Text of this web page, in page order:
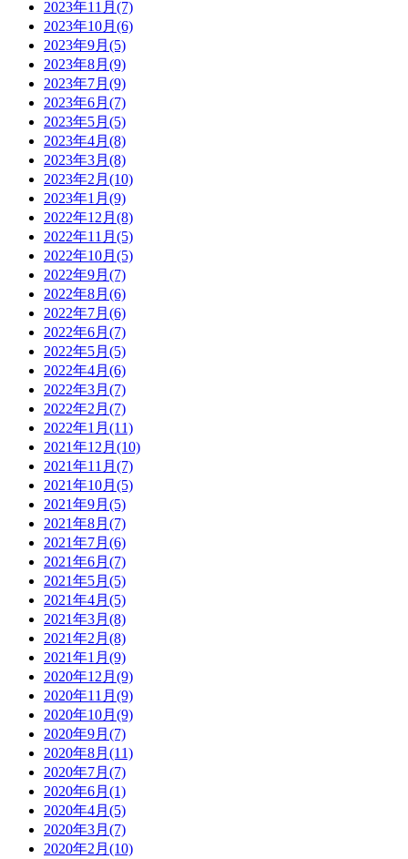
2023年11月(7)
2023年10月(6)
2023年9月(5)
2023年8月(9)
2023年7月(9)
2023年6月(7)
2023年5月(5)
2023年4月(8)
2023年3月(8)
2023年2月(10)
2023年1月(9)
2022年12月(8)
2022年11月(5)
2022年10月(5)
2022年9月(7)
2022年8月(6)
2022年7月(6)
2022年6月(7)
2022年5月(5)
2022年4月(6)
2022年3月(7)
2022年2月(7)
2022年1月(11)
2021年12月(10)
2021年11月(7)
2021年10月(5)
2021年9月(5)
2021年8月(7)
2021年7月(6)
2021年6月(7)
2021年5月(5)
2021年4月(5)
2021年3月(8)
2021年2月(8)
2021年1月(9)
2020年12月(9)
2020年11月(9)
2020年10月(9)
2020年9月(7)
2020年8月(11)
2020年7月(7)
2020年6月(1)
2020年4月(5)
2020年3月(7)
2020年2月(10)